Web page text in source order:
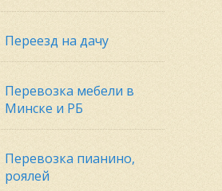
Переезд на дачу
Перевозка мебели в
Минске и РБ
Перевозка пианино,
роялей